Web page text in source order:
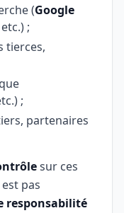
(Google
;
tierces,
;
partenaires
sur ces
pas
responsabilité